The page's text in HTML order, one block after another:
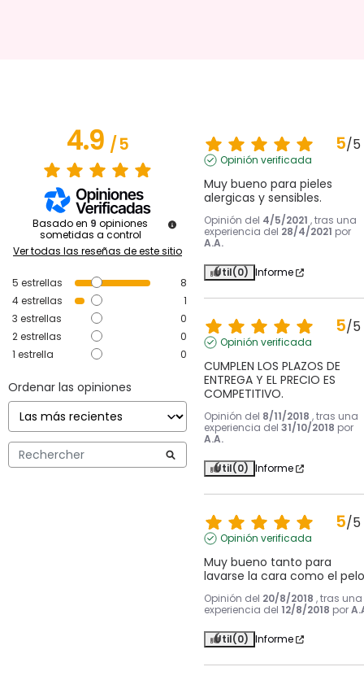
4.9/5
Basado en 9 opiniones
sometidas a control
Ver todas las reseñas de este sitio
5 estrellas
8
4estrellas
1
3 estrellas
0
2estrellas
0
1 estrella 0
Ordenar las opiniones
5/5
Opinión verificada
Muy bueno para pieles
alergicas y sensibles.
Opinión del 4/5/2021 , tras una
experiencia del 28/4/2021 por
A.A.
Útil(0) Informe
5/5
Opinión verificada
CUMPLEN LOS PLAZOS DE
ENTREGA Y EL PRECIO ES
COMPETITIVO.
Opinión del 8/11/2018 , tras una
experiencia del 31/10/2018 por
A.A.
Útil(0) Informe
5/5
Opinión verificada
Muy bueno tanto para
lavarse la cara como el
Opinión del 20/8/2018 , tras una
experiencia del 12/8/2018 por
Útil(0) Informe